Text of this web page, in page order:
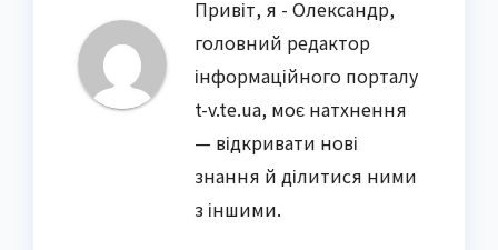
Привіт, я - Олександр,
головний редактор
інформаційного порталу
t-v.te.ua, моє натхнення
— відкривати нові
знання й ділитися ними
з іншими.